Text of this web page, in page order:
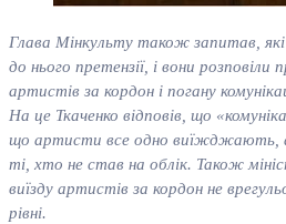
Глава Мінкульту також запитав,
до нього претензії, і вони розповіли
артистів за кордон і погану
На це Ткаченко відповів, що
що артисти все одно виїжджають,
ті, хто не став на облік. Також
виїзду артистів за кордон не
рівні.